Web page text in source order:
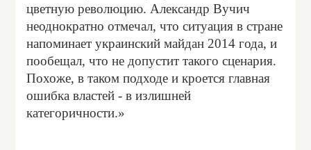
цветную революцию. Александр Вучич
неоднократно отмечал, что ситуация в стране
напоминает украинский майдан 2014 года, и
пообещал, что не допустит такого сценария.
Похоже, в таком подходе и кроется главная
ошибка властей - в излишней
категоричности.»